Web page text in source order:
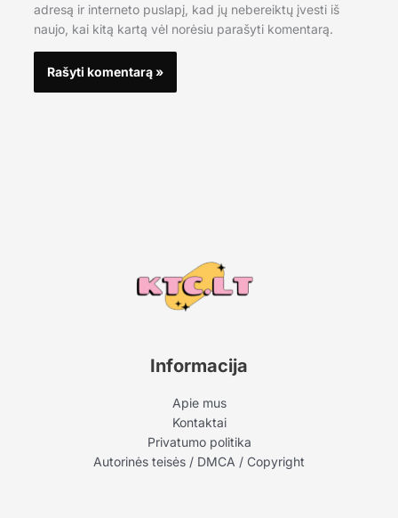
adresą ir interneto puslapį, kad jų nebereiktų įvesti iš
naujo, kai kitą kartą vėl norėsiu parašyti komentarą.
Informacija
Apie mus
Kontaktai
Privatumo politika
Autorinės teisės / DMCA / Copyright